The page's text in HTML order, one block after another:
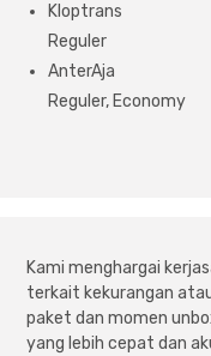
Kloptrans
Reguler
AnterAja
Reguler, Economy
Kami menghargai
terkait kekurangan
paket dan momen
yang lebih cepat dan